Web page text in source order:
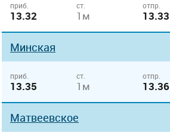
приб.
13.32
ст.
1м
отпр.
13.33
Минская
приб.
13.35
ст.
1м
отпр.
13.36
Матвеевское